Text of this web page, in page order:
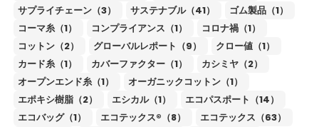
サプライチェーン（3）
サステナブル（41）
ゴム製品（1）
コーマ糸（1）
コンプライアンス（1）
コロナ禍（1）
コットン（2）
グローバルレポート（9）
クロー値（1）
カード糸（1）
カバーファクター（1）
カシミヤ（2）
オープンエンド糸（1）
オーガニックコットン（1）
エポキシ樹脂（2）
エシカル（1）
エコパスポート（14）
エコバッグ（1）
エコテックス®（8）
エコテックス（63）